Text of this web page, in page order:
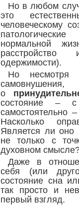
Но в любом
это
человеческому
нормальной
расстройство
одержимости).
Но несмотря
о
состояние –
самостоятельно
Насколько
Является ли
не только с
духовном
Даже в
себя (или
состояние сна
так просто и
первый взгляд.